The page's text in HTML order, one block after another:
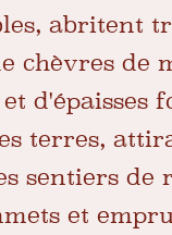
abritent
chèvres de
d'épaisses
terres,
sentiers de
et